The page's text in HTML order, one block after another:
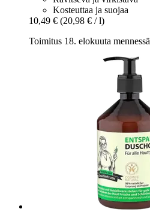
Kosteuttaa ja suojaa
10,49 € (20,98 € / l)
Toimitus 18. elokuuta mennessä